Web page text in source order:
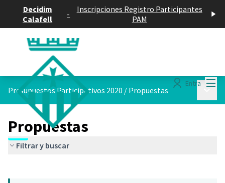
Decidim
Calafell
-
Inscripciones Registro Participantes
PAM
Entra
Presupuestos Participativos 2020 / Propuestas
Propuestas
Filtrar y buscar